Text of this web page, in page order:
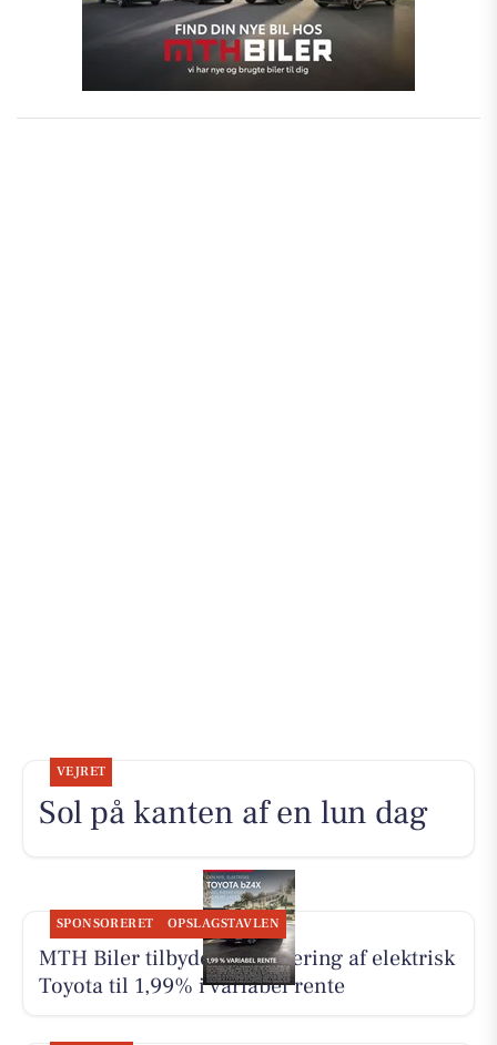
VEJRET
Sol på kanten af en lun dag
SPONSORERET OPSLAGSTAVLEN
MTH Biler tilbyder finansiering af elektrisk
Toyota til 1,99% i variabel rente